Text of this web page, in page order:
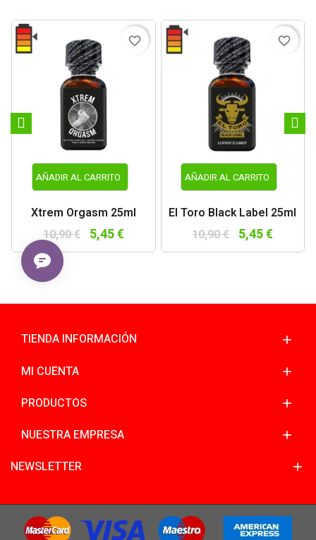
AÑADIR AL CARRITO
Xtrem Orgasm 25ml
10,90 € 5,45 €
favorite_border
AÑADIR AL CARRITO
El Toro Black Label 25ml
10,90 € 5,45 €
favorite_border
TIENDA INFORMACIÓN
MI CUENTA
PRODUCTOS
NUESTRA EMPRESA
NEWSLETTER